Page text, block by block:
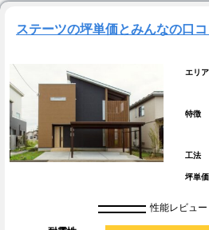
ステーツの坪単価とみんなの口
エリア
特徴
工法
坪単価
性能レビュー